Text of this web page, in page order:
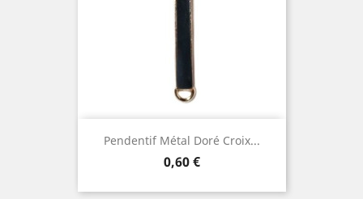
Pendentif Métal Doré Croix...
Prix
0,60 €